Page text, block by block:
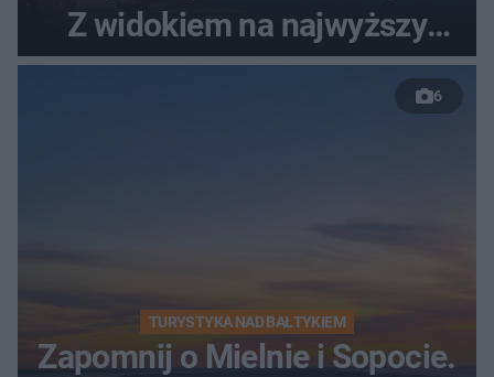
Z widokiem na najwyższy
szczyt Gór Świętokrzyskich
6
TURYSTYKA NAD BAŁTYKIEM
Zapomnij o Mielnie i Sopocie.